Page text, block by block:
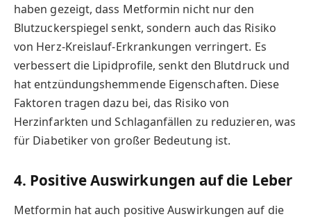
haben gezeigt, dass Metformin nicht nur den
Blutzuckerspiegel senkt, sondern auch das Risiko
von Herz-Kreislauf-Erkrankungen verringert. Es
verbessert die Lipidprofile, senkt den Blutdruck und
hat entzündungshemmende Eigenschaften. Diese
Faktoren tragen dazu bei, das Risiko von
Herzinfarkten und Schlaganfällen zu reduzieren, was
für Diabetiker von großer Bedeutung ist.
4. Positive Auswirkungen auf die Leber
Metformin hat auch positive Auswirkungen auf die